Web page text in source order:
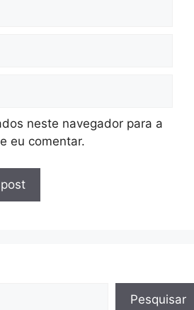
neste navegador para a
eu comentar.
Pesquisar